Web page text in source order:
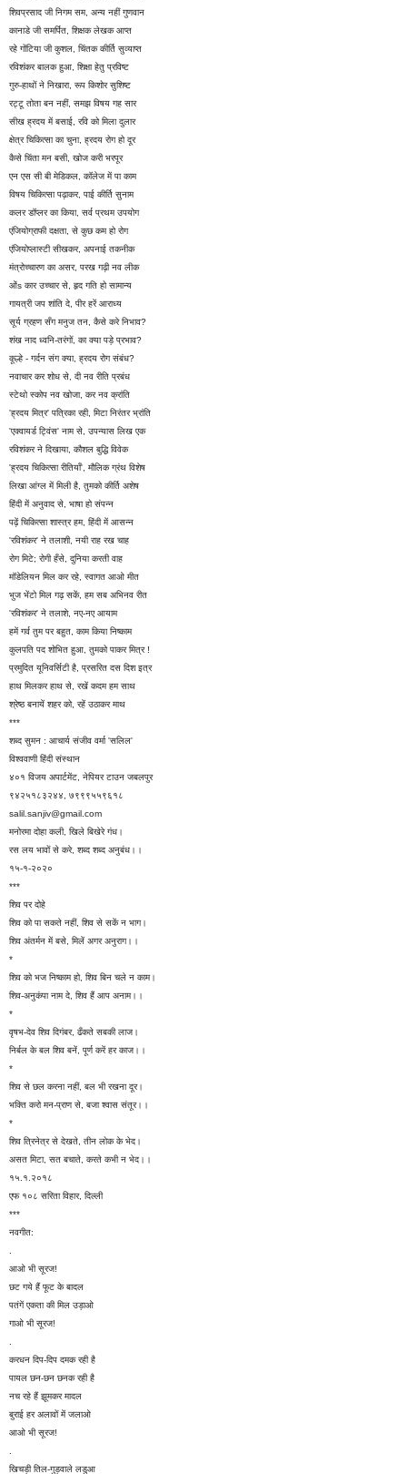
शिवप्रसाद जी निगम सम, अन्य नहीं गुणवान
कानाडे जी समर्पित, शिक्षक लेखक आप्त
रहे गोंटिया जी कुशल, चिंतक कीर्ति सुव्याप्त
रविशंकर बालक हुआ, शिक्षा हेतु प्रविष्ट
गुरु-हाथों ने निखारा, रूप किशोर सुशिष्ट
रट्टू तोता बन नहीं, समझ विषय गह सार
सीख ह्रदय में बसाई, रवि को मिला दुलार
क्षेत्र चिकित्सा का चुना, ह्रदय रोग हो दूर
कैसे चिंता मन बसी, खोज करी भरपूर
एन एस सी बी मेडिकल, कॉलेज में पा काम
विषय चिकित्सा पढ़ाकर, पाई कीर्ति सुनाम
कलर डॉप्लर का किया, सर्व प्रथम उपयोग
एंजियोग्राफी दक्षता, से कुछ कम हो रोग
एंजियोप्लास्टी सीखकर, अपनाई तकनीक
मंत्रोच्चारण का असर, परख गढ़ी नव लीक
ओंs कार उच्चार से, हृद गति हो सामान्य
गायत्री जप शांति दे, पीर हरें आराध्य
सूर्य ग्रहण सँग मनुज तन, कैसे करे निभाव?
शंख नाद ध्वनि-तरंगों, का क्या पड़े प्रभाव?
कूल्हे - गर्दन संग क्या, ह्रदय रोग संबंध?
नवाचार कर शोध से, दी नव रीति प्रबंध
स्टेथो स्कोप नव खोजा, कर नव क्रांति
'ह्रदय मित्र' पत्रिका रही, मिटा निरंतर भ्रांति
'एक्वायर्ड ट्विंस' नाम से, उपन्यास लिख एक
रविशंकर ने दिखाया, कौशल बुद्धि विवेक
'ह्रदय चिकित्सा रीतियाँ', मौलिक ग्रंथ विशेष
लिखा आंग्ल में मिली है, तुमको कीर्ति अशेष
हिंदी में अनुवाद से, भाषा हो संपन्न
पढ़ें चिकित्सा शास्त्र हम, हिंदी में आसन्न
'रविशंकर' ने तलाशी, नयी राह रख चाह
रोग मिटे; रोगी हँसे, दुनिया करती वाह
मॉडेलियन मिल कर रहे, स्वागत आओ मीत
भुज भेंटो मिल गढ़ सकें, हम सब अभिनव रीत
'रविशंकर' ने तलाशे, नए-नए आयाम
हमें गर्व तुम पर बहुत, काम किया निष्काम
कुलपति पद शोभित हुआ, तुमको पाकर मित्र !
प्रमुदित यूनिवर्सिटी है, प्रसरित दस दिश इत्र
हाथ मिलकर हाथ से, रखें कदम हम साथ
श्रेष्ठ बनायें शहर को, रहें उठाकर माथ
***
शब्द सुमन : आचार्य संजीव वर्मा 'सलिल'
विश्ववाणी हिंदी संस्थान
४०१ विजय अपार्टमेंट, नेपियर टाउन जबलपुर
९४२५१८३२४४, ७९९९५५९६१८
salil.sanjiv@gmail.com
मनोरमा दोहा कली, खिले बिखेरे गंध।
रस लय भावों से करे, शब्द शब्द अनुबंध।।
१५-१-२०२०
***
शिव पर दोहे
शिव को पा सकते नहीं, शिव से सकें न भाग।
शिव अंतर्मन में बसे, मिलें अगर अनुराग।।
*
शिव को भज निष्काम हो, शिव बिन चले न काम।
शिव-अनुकंपा नाम दे, शिव हैं आप अनाम।।
*‍
वृषभ-देव शिव दिगंबर, ढँकते सबकी लाज।
निर्बल के बल शिव बनें, पूर्ण करें हर काज।।
*
शिव से छल करना नहीं, बल भी रखना दूर।
भक्ति करो मन-प्राण से, बजा श्वास संतूर।।
*
शिव त्रिनेत्र से देखते, तीन लोक के भेद।
असत मिटा, सत बचाते, करते कभी न भेद।।
१५.१.२०१८
एफ १०८ सरिता विहार, दिल्ली
***
नवगीत:
आओ भी सूरज!
छट गये हैं फूट के बादल
पतंगें एकता की मिल उड़ाओ
गाओ भी सूरज!
करधन दिप-दिप दमक रही है
पायल छन-छन छनक रही है
नच रहे हैं झूमकर मादल
बुराई हर अलावों में जलाओ
आओ भी सूरज!
खिचड़ी तिल-गुड़वाले लडुआ